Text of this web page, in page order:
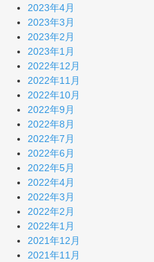
2023年4月
2023年3月
2023年2月
2023年1月
2022年12月
2022年11月
2022年10月
2022年9月
2022年8月
2022年7月
2022年6月
2022年5月
2022年4月
2022年3月
2022年2月
2022年1月
2021年12月
2021年11月